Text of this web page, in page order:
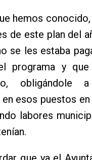
hemos conocido,
de este plan del
se les estaba
programa y
obligándole
esos puestos
labores